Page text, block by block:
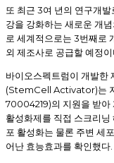
또 최근 3여 년의 연구개
강을 강화하는 새로운 개
로 세계적으로는 3번째로
외 제조사로 공급할 예정
바이오스펙트럼이 개발한
(StemCell Activator)는
70004219)의 지원을 받아
활성화제를 직접 스크리
포 활성화는 물론 주변 세
어난 효능효과를 확인했다.